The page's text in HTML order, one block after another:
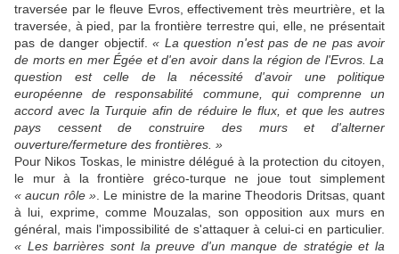
traversée par le fleuve Evros, effectivement très meurtrière, et la
traversée, à pied, par la frontière terrestre qui, elle, ne présentait
pas de danger objectif. « La question n'est pas de ne pas avoir
de mortsen mer Égée et d'en avoir dans la région de l'Evros. La
question est celle de la nécessité d'avoir une politique
européenne de responsabilité commune, qui comprenne un
accord avec la Turquie afin de réduire le flux, et que les autres
pays cessent de construire des murs et d'alterner
ouverture/fermeture des frontières. »
Pour Nikos Toskas, le ministre délégué à la protection du citoyen,
le mur à la frontière gréco-turque ne joue tout simplement
« aucun rôle » . Le ministre de la marine Theodoris Dritsas, quant
à lui, exprime, comme Mouzalas, son opposition aux murs en
général, mais l'impossibilité de s'attaquer à celui-ci en particulier.
« Les barrières sont la preuve d'un manque de stratégie et la